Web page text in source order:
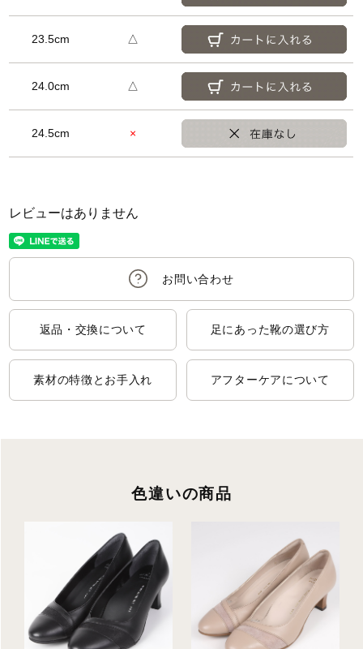
23.5cm △
24.0cm △
24.5cm ×
レビューはありません
返品・交換について 足にあった靴の選び方
素材の特徴とお手入れ アフターケアについて
色違いの商品